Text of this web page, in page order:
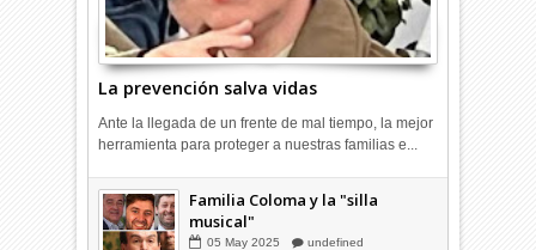
La prevención salva vidas
Ante la llegada de un frente de mal tiempo, la mejor
herramienta para proteger a nuestras familias e...
Combustibles en alza: cada uno
a su rincón
03 Abr 2026 undefined
Familia Coloma y la "silla
musical"
05 May 2025 undefined